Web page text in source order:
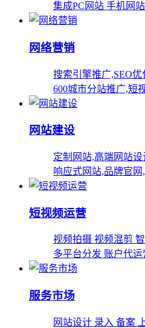
集成PC网站 手机网
网络营销
搜索引擎推广,SEO优
600城市分站推广,短
网站建设
定制网站,高端网站设
响应式网站,品牌官网
短视频运营
视频拍摄 视频混剪
多平台分发 账户代
服务市场
网站设计 录入 备案